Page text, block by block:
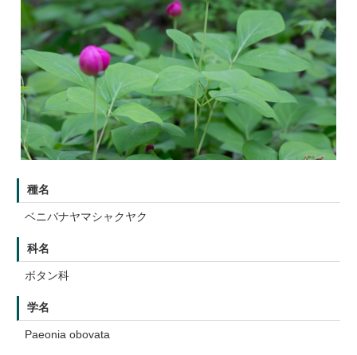
種名
ベニバナヤマシャクヤク
科名
ボタン科
学名
Paeonia obovata